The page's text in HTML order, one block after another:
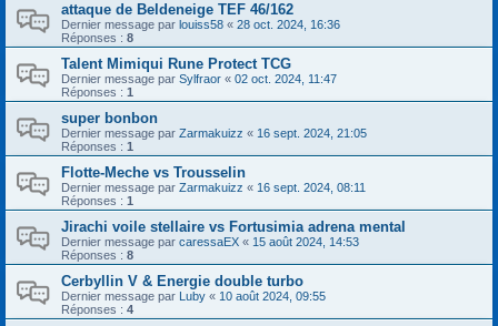
attaque de Beldeneige TEF 46/162
Dernier message par louiss58 « 28 oct. 2024, 16:36
Réponses : 8
Talent Mimiqui Rune Protect TCG
Dernier message par Sylfraor « 02 oct. 2024, 11:47
Réponses : 1
super bonbon
Dernier message par Zarmakuizz « 16 sept. 2024, 21:05
Réponses : 1
Flotte-Meche vs Trousselin
Dernier message par Zarmakuizz « 16 sept. 2024, 08:11
Réponses : 1
Jirachi voile stellaire vs Fortusimia adrena mental
Dernier message par caressaEX « 15 août 2024, 14:53
Réponses : 8
Cerbyllin V & Energie double turbo
Dernier message par Luby « 10 août 2024, 09:55
Réponses : 4